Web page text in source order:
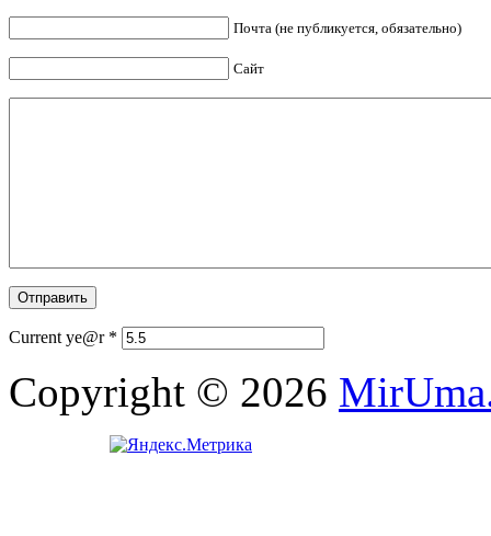
Почта (не публикуется, обязательно)
Сайт
Current ye@r *
Copyright © 2026